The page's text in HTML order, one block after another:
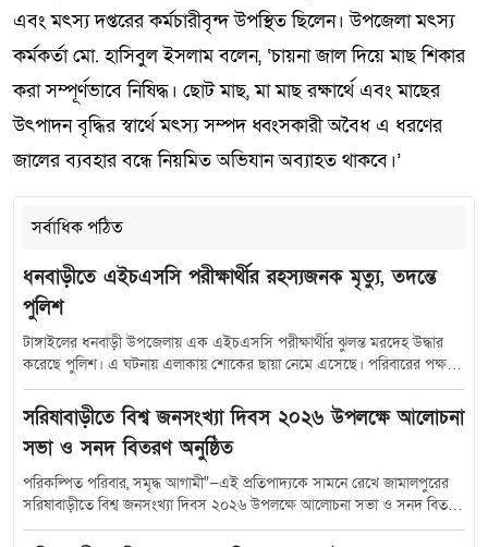
এবং মৎস্য দপ্তরের কর্মচারীবৃন্দ উপস্থিত ছিলেন। উপজেলা মৎস্য
কর্মকর্তা মো. হাসিবুল ইসলাম বলেন, ‘চায়না জাল দিয়ে মাছ শিকার
করা সম্পূর্ণভাবে নিষিদ্ধ। ছোট মাছ, মা মাছ রক্ষার্থে এবং মাছের
উৎপাদন বৃদ্ধির স্বার্থে মৎস্য সম্পদ ধ্বংসকারী অবৈধ এ ধরণের
জালের ব্যবহার বন্ধে নিয়মিত অভিযান অব্যাহত থাকবে।’
সর্বাধিক পঠিত
ধনবাড়ীতে এইচএসসি পরীক্ষার্থীর রহস্যজনক মৃত্যু, তদন্তে
পুলিশ
টাঙ্গাইলের ধনবাড়ী উপজেলায় এক এইচএসসি পরীক্ষার্থীর ঝুলন্ত মরদেহ উদ্ধার
করেছে পুলিশ। এ ঘটনায় এলাকায় শোকের ছায়া নেমে এসেছে। পরিবারের পক্ষ
থেকে প্রেমঘটিত বিষয়কে কেন্দ্র করে বিভিন্ন অভিযোগ তোলা হলেও, তদন্ত শেষ না
হওয়া পর্যন্ত সেগুলোর সত্যতা নিশ্চিত করেনি পুলিশ। স্থানীয় সূত্রে জানা যায়,
উপজেলার পাইস্কা ইউনিয়নের ধোকেরকুল গ্রামের বাসিন্দা মো. সুরুজ আলীর মেয়ে
এবং ধনবাড়ী সরকারি কলেজের এইচএসসি পরীক্ষার্থী (চার বোনের মধ্যে তৃতীয়)
দীর্ঘদিন ধরে ধনবাড়ী পৌরসভার বন্দ-টাকুরিয়া গ্রামের দুবাইপ্রবাসী মঞ্জু মিয়ার
ছেলে মো. মারুফ হোসেন শান্তর সঙ্গে সম্পর্কে জড়িত ছিলেন বলে পরিবারের দাবি।
পরিবারের অভিযোগ, গত ১১ জুলাই সকালে ফোন করে ওই তরুণীকে দেখা করার
সরিষাবাড়ীতে বিশ্ব জনসংখ্যা দিবস ২০২৬ উপলক্ষে আলোচনা
সভা ও সনদ বিতরণ অনুষ্ঠিত
পরিকল্পিত পরিবার, সমৃদ্ধ আগামী"—এই প্রতিপাদ্যকে সামনে রেখে জামালপুরের
সরিষাবাড়ীতে বিশ্ব জনসংখ্যা দিবস ২০২৬ উপলক্ষে আলোচনা সভা ও সনদ বিতরণ
অনুষ্ঠান অনুষ্ঠিত হয়েছে। রবিবার (১২ জুলাই ২০২৬) উপজেলা পরিবার পরিকল্পনা